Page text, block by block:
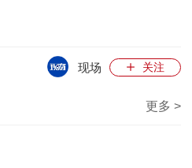
关注
现场
更多 >